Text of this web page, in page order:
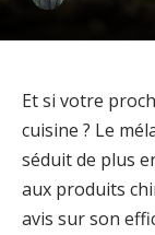
Et si votre
cuisine ? Le
séduit de plus
aux produits
avis sur son